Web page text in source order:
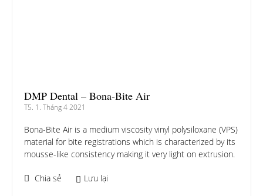
DMP Dental – Bona-Bite Air
T5. 1. Tháng 4 2021
Bona-Bite Air is a medium viscosity vinyl polysiloxane (VPS)
material for bite registrations which is characterized by its
mousse-like consistency making it very light on extrusion.
Chia sẻ Lưu lại